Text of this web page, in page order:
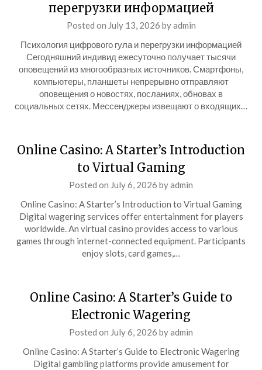
перегрузки информацией
Posted on July 13, 2026 byadmin
Психология цифрового гула и перегрузки информацией
Сегодняшний индивид ежесуточно получает тысячи
оповещений из многообразных источников. Смартфоны,
компьютеры, планшеты непрерывно отправляют
оповещения о новостях, посланиях, обновах в
социальных сетях. Мессенджеры извещают о входящих…
Online Casino: A Starter’s Introduction
to Virtual Gaming
Posted on July 6, 2026 byadmin
Online Casino: A Starter’s Introduction to Virtual Gaming
Digital wagering services offer entertainment for players
worldwide. An virtual casino provides access to various
games through internet-connected equipment. Participants
enjoy slots, card games,…
Online Casino: A Starter’s Guide to
Electronic Wagering
Posted on July 6, 2026 byadmin
Online Casino: A Starter’s Guide to Electronic Wagering
Digital gambling platforms provide amusement for